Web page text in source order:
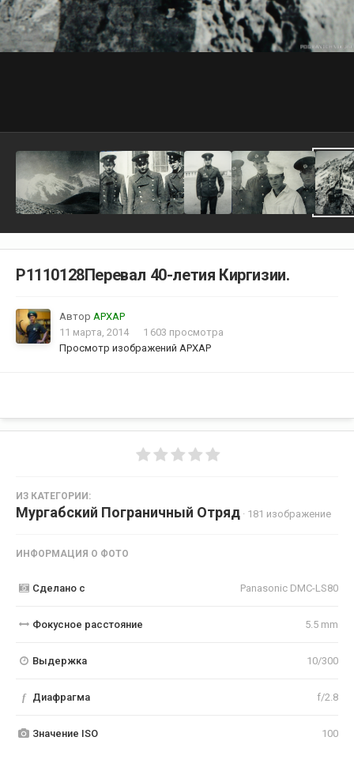
P1110128Перевал 40-летия Киргизии.
Автор АРХАР
11 марта, 2014
1 603 просмотра
Просмотр изображений АРХАР
ИЗ КАТЕГОРИИ:
Мургабский Пограничный Отряд · 181 изображение
ИНФОРМАЦИЯ О ФОТО
Сделано с Panasonic DMC-LS80
Фокусное расстояние 5.5 mm
Выдержка 10/300
f Диафрагма f/2.8
Значение ISO 100